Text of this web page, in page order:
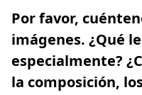
Por favor,
imágenes. ¿Qué
especialmente?
la composición,